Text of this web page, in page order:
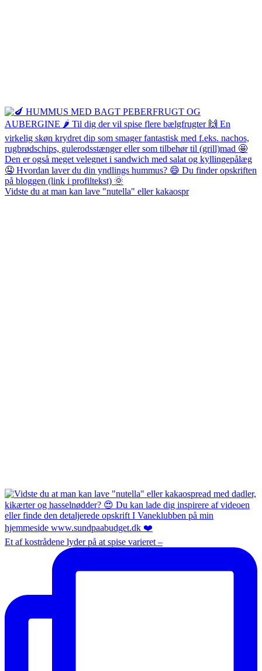
Vidste du at man kan lave "nutella" eller kakaospr
Et af kostrådene lyder på at spise varieret –